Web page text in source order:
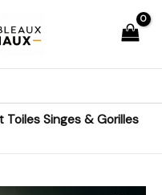
Toiles Singes & Gorilles